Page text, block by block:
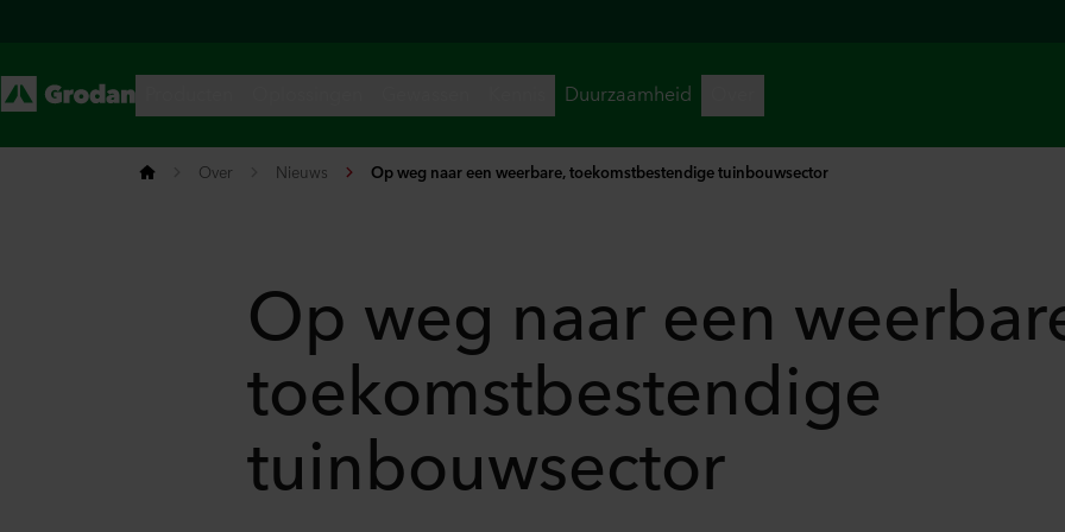
Over Nieuws Op weg naar een weerbare, toekomstbestendige tuinbouwsector
Op weg naar een
toekomstbestendige
tuinbouwsector